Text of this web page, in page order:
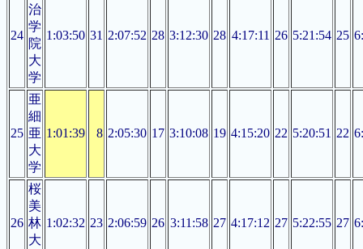
24
治
学
院
大
学
1:03:50 31 2:07:52 28 3:12:30 28 4:17:11 26 5:21:54 25
25
亜
細
亜
大
学
1:01:39 8 2:05:30 17 3:10:08 19 4:15:20 22 5:20:51 22
26
桜
美
林
大
1:02:32 23 2:06:59 26 3:11:58 27 4:17:12 27 5:22:55 27